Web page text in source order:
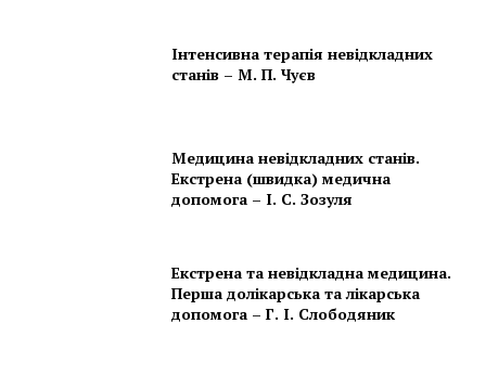
Інтенсивна терапія невідкладних
станів – М. П. Чуєв
Медицина невідкладних станів.
Екстрена (швидка) медична
допомога – І. С. Зозуля
Екстрена та невідкладна медицина.
Перша долікарська та лікарська
допомога – Г. І. Слободяник